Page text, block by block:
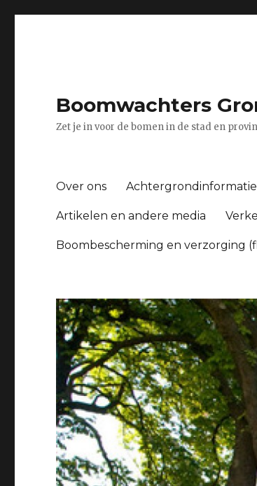
Boomwachters
Zet je in voor de bomen in de stad en
Over ons Achtergrondinformatie
Artikelen en andere media
Boombescherming en verzorging